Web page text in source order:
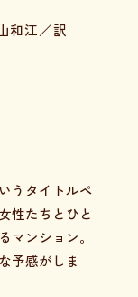
和江／訳
うタイトルペ
性たちとひと
マンション。
予感がしま